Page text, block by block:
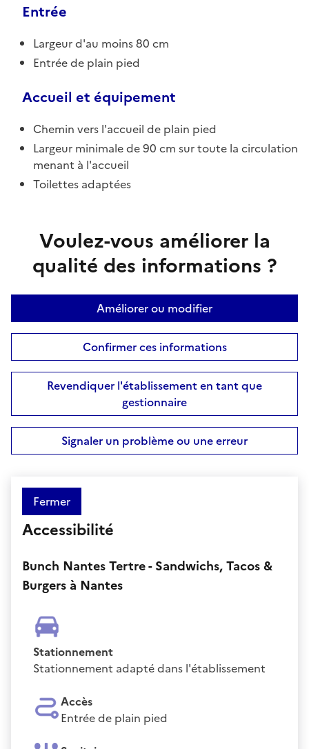
Entrée
Largeur d'au moins 80 cm
Entrée de plain pied
Accueil et équipement
Chemin vers l'accueil de plain pied
Largeur minimale de 90 cm sur toute la circulation
menant à l'accueil
Toilettes adaptées
Voulez-vous améliorer la
qualité des informations ?
Améliorer ou modifier
Confirmer ces informations
Revendiquer l'établissement en tant que
gestionnaire
Signaler un problème ou une erreur
Fermer
Accessibilité
Bunch Nantes Tertre - Sandwichs, Tacos &
Burgers à Nantes
Stationnement
Stationnement adapté dans l'établissement
Accès
Entrée de plain pied